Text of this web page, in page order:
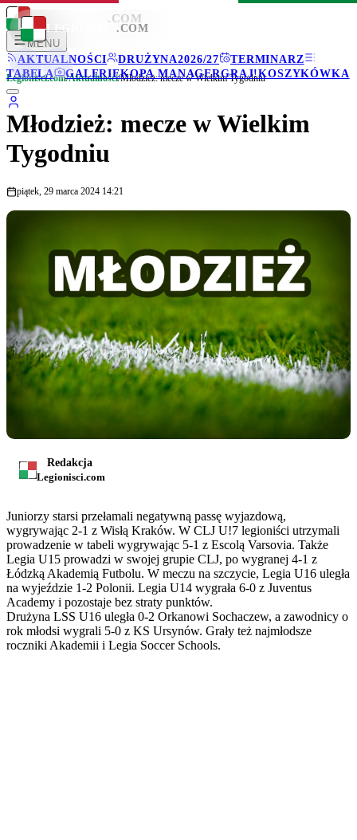
LEGIONISCI .COM
MENU
AKTUALNOŚCI
DRUŻYNA2026/27
TERMINARZ
TABELA
GALERIEKOPA MANAGERGRAJ!KOSZYKÓWKA
LEGIONISCI .COM
Legionisci.com/Aktualności/Młodzież: mecze w Wielkim Tygodniu
Młodzież: mecze w Wielkim
Tygodniu
piątek, 29 marca 2024 14:21
Redakcja
Legionisci.com
Juniorzy starsi przełamali negatywną passę wyjazdową,
wygrywając 2-1 z Wisłą Kraków. W CLJ U!7 legioniści utrzymali
prowadzenie w tabeli wygrywając 5-1 z Escolą Varsovia. Także
Legia U15 prowadzi w swojej grupie CLJ, po wygranej 4-1 z
Łódzką Akademią Futbolu. W meczu na szczycie, Legia U16 uległa
na wyjeździe 1-2 Polonii. Legia U14 wygrała 6-0 z Juventus
Academy i pozostaje bez straty punktów.
Drużyna LSS U16 uległa 0-2 Orkanowi Sochaczew, a zawodnicy o
rok młodsi wygrali 5-0 z KS Ursynów. Grały też najmłodsze
roczniki Akademii i Legia Soccer Schools.